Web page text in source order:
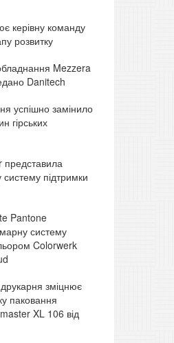
керівну команду
розвитку
Mezzera
Danitech
успішно замінило
гірських
представила
систему підтримки
Pantone
систему
Colorwerk
зміцнює
паковання
XL 106 від